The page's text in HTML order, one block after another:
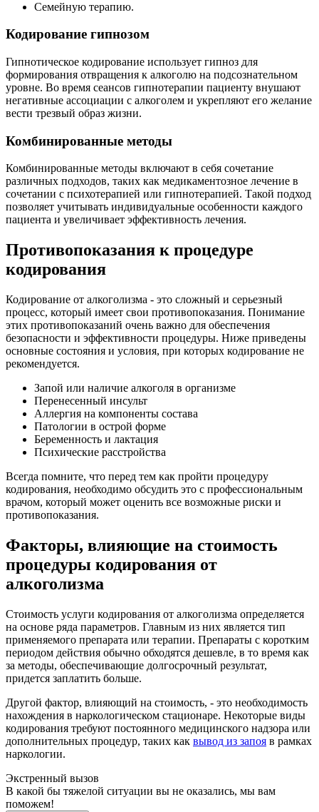
Семейную терапию.
Кодирование гипнозом
Гипнотическое кодирование использует гипноз для
формирования отвращения к алкоголю на подсознательном
уровне. Во время сеансов гипнотерапии пациенту внушают
негативные ассоциации с алкоголем и укрепляют его желание
вести трезвый образ жизни.
Комбинированные методы
Комбинированные методы включают в себя сочетание
различных подходов, таких как медикаментозное лечение в
сочетании с психотерапией или гипнотерапией. Такой подход
позволяет учитывать индивидуальные особенности каждого
пациента и увеличивает эффективность лечения.
Противопоказания к процедуре
кодирования
Кодирование от алкоголизма - это сложный и серьезный
процесс, который имеет свои противопоказания. Понимание
этих противопоказаний очень важно для обеспечения
безопасности и эффективности процедуры. Ниже приведены
основные состояния и условия, при которых кодирование не
рекомендуется.
Запой или наличие алкоголя в организме
Перенесенный инсульт
Аллергия на компоненты состава
Патологии в острой форме
Беременность и лактация
Психические расстройства
Всегда помните, что перед тем как пройти процедуру
кодирования, необходимо обсудить это с профессиональным
врачом, который может оценить все возможные риски и
противопоказания.
Факторы, влияющие на стоимость
процедуры кодирования от
алкоголизма
Стоимость услуги кодирования от алкоголизма определяется
на основе ряда параметров. Главным из них является тип
применяемого препарата или терапии. Препараты с коротким
периодом действия обычно обходятся дешевле, в то время как
за методы, обеспечивающие долгосрочный результат,
придется заплатить больше.
Другой фактор, влияющий на стоимость, - это необходимость
нахождения в наркологическом стационаре. Некоторые виды
кодирования требуют постоянного медицинского надзора или
дополнительных процедур, таких как вывод из запоя в рамках
наркологии.
Экстренный вызов
В какой бы тяжелой ситуации вы не оказались, мы вам
поможем!